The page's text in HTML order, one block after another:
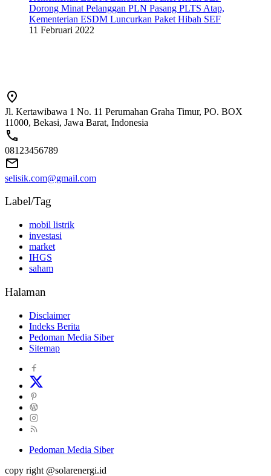
Dorong Minat Pelanggan PLN Pasang PLTS Atap,
Kementerian ESDM Luncurkan Paket Hibah SEF
11 Februari 2022
Jl. Kertawibawa 1 No. 11 Perumahan Graha Timur, PO. BOX
11000, Bekasi, Jawa Barat, Indonesia
08123456789
selisik.com@gmail.com
Label/Tag
mobil listrik
investasi
market
IHGS
saham
Halaman
Disclaimer
Indeks Berita
Pedoman Media Siber
Sitemap
Pedoman Media Siber
copy right @solarenergi.id